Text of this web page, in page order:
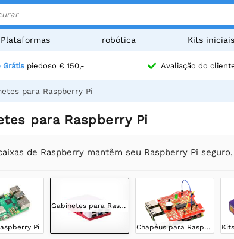
Plataformas robótica Kits iniciais
Grátispiedoso € 150,- Avaliação do
para Raspberry Pi
para Raspberry Pi
de Raspberry mantêm seu Raspberry Pi
Pi
Gabinetes para Raspberry Pi
Chapéus para Raspberry Pi